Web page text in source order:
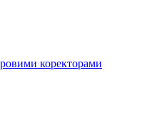
коректорами